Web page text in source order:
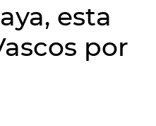
esta
por